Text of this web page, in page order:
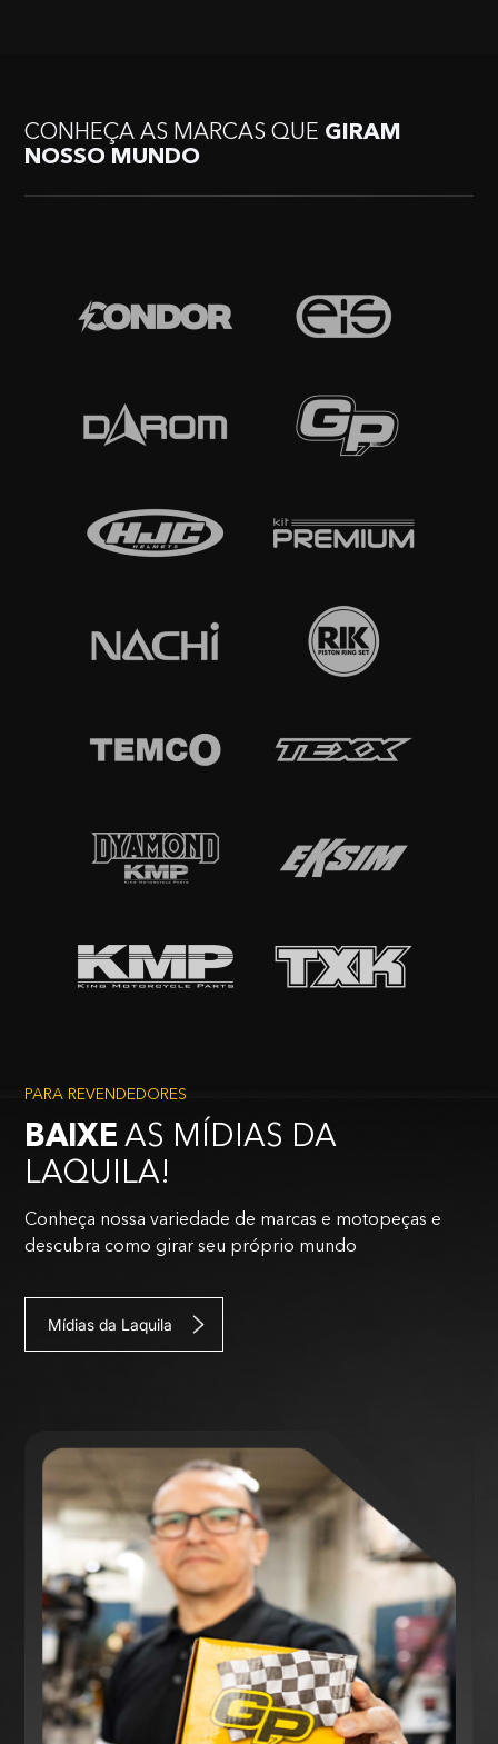
CONHEÇA AS MARCAS QUE GIRAM
NOSSO MUNDO
PARA REVENDEDORES
BAIXE AS MÍDIAS DA
LAQUILA!
Conheça nossa variedade de marcas e motopeças e
descubra como girar seu próprio mundo
Mídias da Laquila